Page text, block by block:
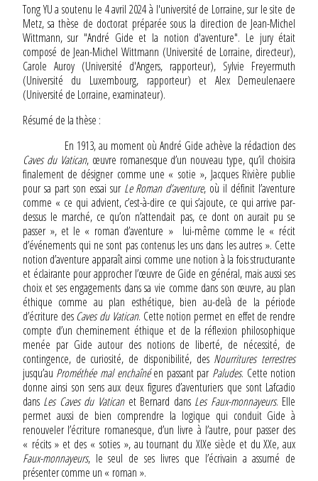
Tong YU a soutenu le 4 avril 2024 à l'université de Lorraine, sur le site de
Metz, sa thèse de doctorat préparée sous la direction de Jean-Michel
Wittmann, sur "André Gide et la notion d'aventure". Le jury était
composé de Jean-Michel Wittmann (Université de Lorraine, directeur),
Carole Auroy (Université d'Angers, rapporteur), Sylvie Freyermuth
(Université du Luxembourg, rapporteur) et Alex Demeulenaere
(Université de Lorraine, examinateur).
Résumé de la thèse :
En 1913, au moment où André Gide achève la rédaction des
Caves du Vatican, œuvre romanesque d’un nouveau type, qu’il choisira
finalement de désigner comme une « sotie », Jacques Rivière publie
pour sa part son essai sur Le Roman d’aventure, où il définit l’aventure
comme « ce qui advient, c’est-à-dire ce qui s’ajoute, ce qui arrive par-
dessus le marché, ce qu’on n’attendait pas, ce dont on aurait pu se
passer », et le « roman d’aventure » lui-même comme le « récit
d’événements qui ne sont pas contenus les uns dans les autres ». Cette
notion d’aventure apparaît ainsi comme une notion à la fois structurante
et éclairante pour approcher l’œuvre de Gide en général, mais aussi ses
choix et ses engagements dans sa vie comme dans son œuvre, au plan
éthique comme au plan esthétique, bien au-delà de la période
d’écriture des Caves du Vatican. Cette notion permet en effet de rendre
compte d’un cheminement éthique et de la réflexion philosophique
menée par Gide autour des notions de liberté, de nécessité, de
contingence, de curiosité, de disponibilité, des Nourritures terrestres
jusqu’au Prométhée mal enchaînéen passant par Paludes. Cette notion
donne ainsi son sens aux deux figures d’aventuriers que sont Lafcadio
dans Les Caves du Vaticanet Bernard dans Les Faux-monnayeurs. Elle
permet aussi de bien comprendre la logique qui conduit Gide à
renouveler l’écriture romanesque, d’un livre à l’autre, pour passer des
« récits » et des « soties », au tournant du XIXe siècle et du XXe, aux
Faux-monnayeurs, le seul de ses livres que l’écrivain a assumé de
présenter comme un « roman ».